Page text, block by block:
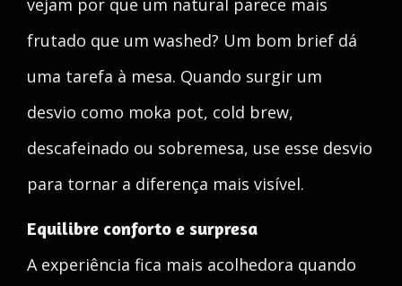
vejam por que um natural parece mais
frutado que um washed? Um bom brief dá
uma tarefa à mesa. Quando surgir um
desvio como moka pot, cold brew,
descafeinado ou sobremesa, use esse desvio
para tornar a diferença mais visível.
Equilibre conforto e surpresa
A experiência fica mais acolhedora quando